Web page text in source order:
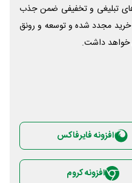
تبلیغی و تخفیفی ضمن جذب
خرید مجدد شده و توسعه و رونق
خواهد داشت.
افزونه فایرفاکس
افزونه کروم